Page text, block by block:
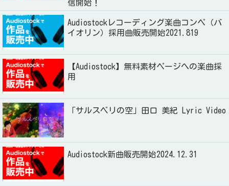
信開始！
Audiostockレコーディング楽曲コンペ（バ
イオリン）採用曲販売開始2021.819
【Audiostock】無料素材ページへの楽曲採
用
「サルスベリの空」田口 美紀 Lyric Video
Audiostock新曲販売開始2024.12.31